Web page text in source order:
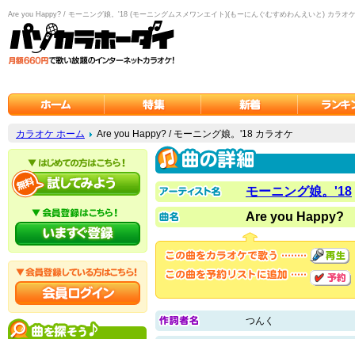
Are you Happy? / モーニング娘。'18 (モーニングムスメワンエイト)(もーにんぐむすめわんえいと) カラオケ
カラオケ ホーム Are you Happy? / モーニング娘。'18 カラオケ
モーニング娘。'18
Are you Happy?
つんく